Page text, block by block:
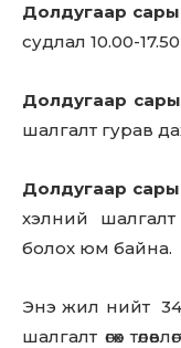
Долдугаар
судлал 10.00-
Долдугаар
шалгалт гурав
Долдугаар
хэлний шалгалт
болох юм байна.
Энэ жил нийт 34
шалгалт өгөх